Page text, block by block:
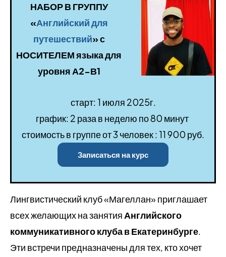
НАБОР В ГРУППУ
«Английский для
путешествий» с
НОСИТЕЛЕМ языка для
уровня А2-В1
старт: 1 июля 2025г.
график: 2 раза в неделю по 80 минут
стоимость в группе от 3 человек : 11 900 руб.
Записаться на курс
Лингвистический клуб «Магеллан» приглашает
всех желающих на занятия Английского
коммуникативного клуба в Екатеринбурге.
Эти встречи предназначены для тех, кто хочет